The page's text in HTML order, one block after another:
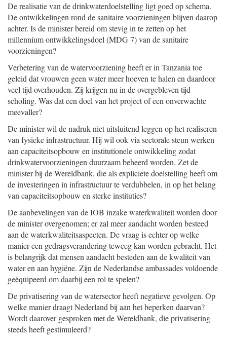
De realisatie van de drinkwaterdoelstelling ligt goed op schema.
De ontwikkelingen rond de sanitaire voorzieningen blijven daarop
achter. Is de minister bereid om stevig in te zetten op het
millennium ontwikkelingsdoel (MDG 7) van de sanitaire
voorzieningen?
Verbetering van de watervoorziening heeft er in Tanzania toe
geleid dat vrouwen geen water meer hoeven te halen en daardoor
veel tijd overhouden. Zij krijgen nu in de overgebleven tijd
scholing. Was dat een doel van het project of een onverwachte
meevaller?
De minister wil de nadruk niet uitsluitend leggen op het realiseren
van fysieke infrastructuur. Hij wil ook via sectorale steun werken
aan capaciteitsopbouw en institutionele ontwikkeling zodat
drinkwatervoorzieningen duurzaam beheerd worden. Zet de
minister bij de Wereldbank, die als expliciete doelstelling heeft om
de investeringen in infrastructuur te verdubbelen, in op het belang
van capaciteitsopbouw en sterke instituties?
De aanbevelingen van de IOB inzake waterkwaliteit worden door
de minister overgenomen; er zal meer aandacht worden besteed
aan de waterkwaliteitsaspecten. De vraag is echter op welke
manier een gedragsverandering teweeg kan worden gebracht. Het
is belangrijk dat mensen aandacht besteden aan de kwaliteit van
water en aan hygiëne. Zijn de Nederlandse ambassades voldoende
geëquipeerd om daarbij een rol te spelen?
De privatisering van de watersector heeft negatieve gevolgen. Op
welke manier draagt Nederland bij aan het beperken daarvan?
Wordt daarover gesproken met de Wereldbank, die privatisering
steeds heeft gestimuleerd?